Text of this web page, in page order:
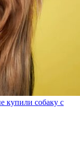
купили собаку с